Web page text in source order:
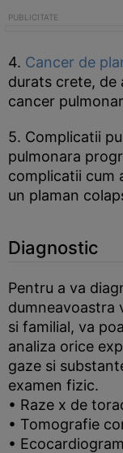
4. Cancer de
durats crete, de
cancer
5. Complicatii
pulmonara
complicatii cum
un plaman
Diagnostic
Pentru a va
dumneavoastra
si familial, va
analiza orice
gaze si
examen fizic.
• Raze x de
• Tomografie
•